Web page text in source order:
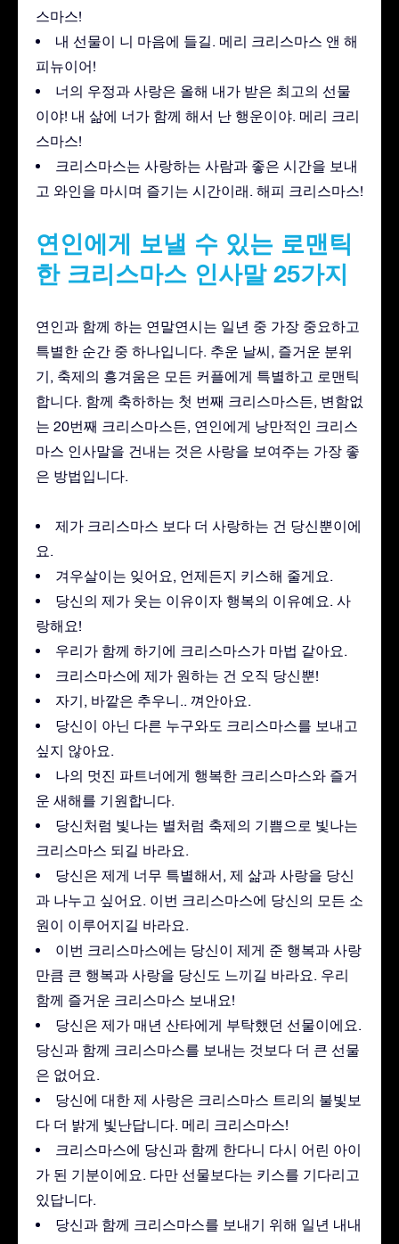
스마스!
내 선물이 니 마음에 들길. 메리 크리스마스 앤 해
피뉴이어!
너의 우정과 사랑은 올해 내가 받은 최고의 선물
이야! 내 삶에 너가 함께 해서 난 행운이야. 메리 크리
스마스!
크리스마스는 사랑하는 사람과 좋은 시간을 보내
고 와인을 마시며 즐기는 시간이래. 해피 크리스마스!
연인에게 보낼 수 있는 로맨틱
한 크리스마스 인사말 25가지
연인과 함께 하는 연말연시는 일년 중 가장 중요하고
특별한 순간 중 하나입니다. 추운 날씨, 즐거운 분위
기, 축제의 흥겨움은 모든 커플에게 특별하고 로맨틱
합니다. 함께 축하하는 첫 번째 크리스마스든, 변함없
는 20번째 크리스마스든, 연인에게 낭만적인 크리스
마스 인사말을 건내는 것은 사랑을 보여주는 가장 좋
은 방법입니다.
제가 크리스마스 보다 더 사랑하는 건 당신뿐이에
요.
겨우살이는 잊어요, 언제든지 키스해 줄게요.
당신의 제가 웃는 이유이자 행복의 이유예요. 사
랑해요!
우리가 함께 하기에 크리스마스가 마법 같아요.
크리스마스에 제가 원하는 건 오직 당신뿐!
자기, 바깥은 추우니.. 껴안아요.
당신이 아닌 다른 누구와도 크리스마스를 보내고
싶지 않아요.
나의 멋진 파트너에게 행복한 크리스마스와 즐거
운 새해를 기원합니다.
당신처럼 빛나는 별처럼 축제의 기쁨으로 빛나는
크리스마스 되길 바라요.
당신은 제게 너무 특별해서, 제 삶과 사랑을 당신
과 나누고 싶어요. 이번 크리스마스에 당신의 모든 소
원이 이루어지길 바라요.
이번 크리스마스에는 당신이 제게 준 행복과 사랑
만큼 큰 행복과 사랑을 당신도 느끼길 바라요. 우리
함께 즐거운 크리스마스 보내요!
당신은 제가 매년 산타에게 부탁했던 선물이에요.
당신과 함께 크리스마스를 보내는 것보다 더 큰 선물
은 없어요.
당신에 대한 제 사랑은 크리스마스 트리의 불빛보
다 더 밝게 빛난답니다. 메리 크리스마스!
크리스마스에 당신과 함께 한다니 다시 어린 아이
가 된 기분이에요. 다만 선물보다는 키스를 기다리고
있답니다.
당신과 함께 크리스마스를 보내기 위해 일년 내내